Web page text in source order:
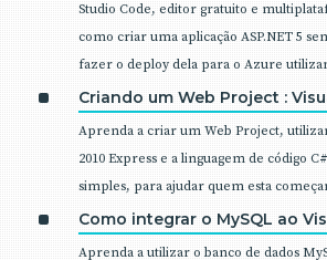
Studio Code, editor gratuito e
como criar uma aplicação ASP.NET 5
fazer o deploy dela para o Azure
Criando um Web Project :
Aprenda a criar um Web Project,
2010 Express e a linguagem de código
simples, para ajudar quem esta
Como integrar o MySQL ao
Aprenda a utilizar o banco de dados